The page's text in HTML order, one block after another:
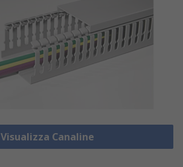
Visualizza Canaline